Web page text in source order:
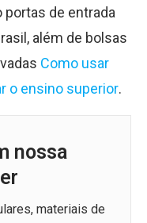
de entrada
além de bolsas
Como usar
o ensino superior.
nossa
materiais de